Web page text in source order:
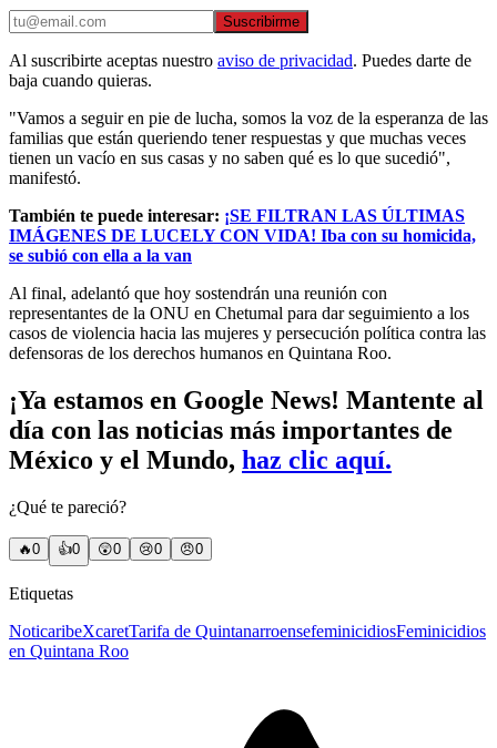
Suscribirme
Al suscribirte aceptas nuestro aviso de privacidad. Puedes darte de
baja cuando quieras.
"Vamos a seguir en pie de lucha, somos la voz de la esperanza de las
familias que están queriendo tener respuestas y que muchas veces
tienen un vacío en sus casas y no saben qué es lo que sucedió",
manifestó.
También te puede interesar: ¡SE FILTRAN LAS ÚLTIMAS
IMÁGENES DE LUCELY CON VIDA! Iba con su homicida,
se subió con ella a la van
Al final, adelantó que hoy sostendrán una reunión con
representantes de la ONU en Chetumal para dar seguimiento a los
casos de violencia hacia las mujeres y persecución política contra las
defensoras de los derechos humanos en Quintana Roo.
¡Ya estamos en Google News! Mantente al
día con las noticias más importantes de
México y el Mundo, haz clic aquí.
¿Qué te pareció?
🔥0 👍0 😲0 😢0 😠0
Etiquetas
NoticaribeXcaretTarifa de QuintanarroensefeminicidiosFeminicidios
en Quintana Roo